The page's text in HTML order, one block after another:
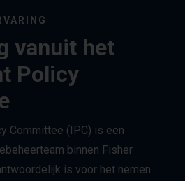
Policy
video
vanuit het
Policy
Committee (IPC) is een
binnen Fisher
is voor het nemen